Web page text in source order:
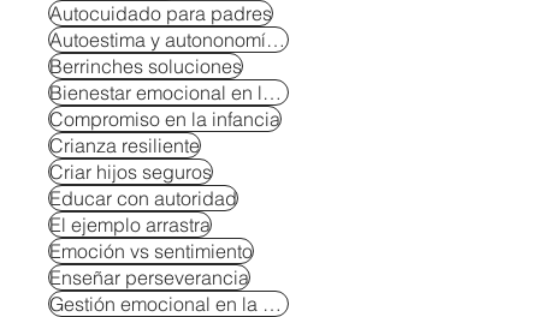
Autocuidado para padres
Autoestima y autononomía en niños
Berrinches soluciones
Bienestar emocional en la crianza
Compromiso en la infancia
Crianza resiliente
Criar hijos seguros
Educar con autoridad
El ejemplo arrastra
Emoción vs sentimiento
Enseñar perseverancia
Gestión emocional en la crianza